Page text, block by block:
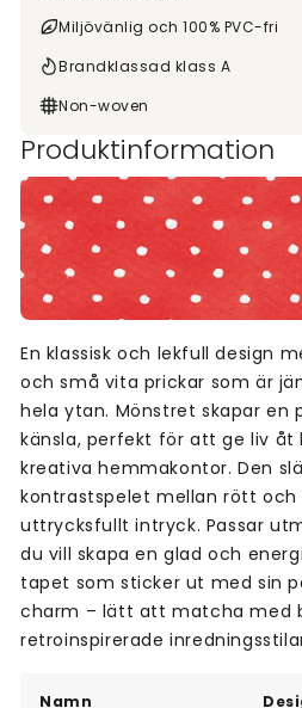
Miljövänlig och 100% PVC-fri
Brandklassad klass A
Non-woven
Produktinformation
Namn
En klassisk och lekfull design
och små vita prickar som är
hela ytan. Mönstret skapar en
känsla, perfekt för att ge liv åt
kreativa hemmakontor. Den
kontrastspelet mellan rött
uttrycksfullt intryck. Passar
du vill skapa en glad och
tapet som sticker ut med sin
charm – lätt att matcha med
retroinspirerade